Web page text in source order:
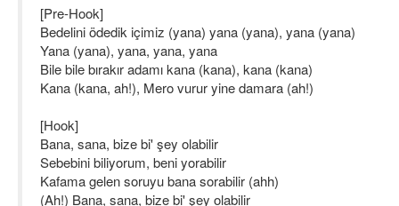
[Pre-Hook]
Bedelini ödedik içimiz (yana) yana (yana), yana (yana)
Yana (yana), yana, yana, yana
Bile bile bırakır adamı kana (kana), kana (kana)
Kana (kana, ah!), Mero vurur yine damara (ah!)
[Hook]
Bana, sana, bize bi' şey olabilir
Sebebini biliyorum, beni yorabilir
Kafama gelen soruyu bana sorabilir (ahh)
(Ah!) Bana, sana, bize bi' şey olabilir